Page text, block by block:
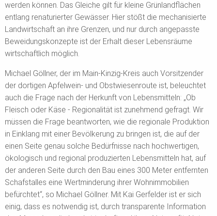
werden können. Das Gleiche gilt für kleine Grünlandflächen
entlang renaturierter Gewässer. Hier stößt die mechanisierte
Landwirtschaft an ihre Grenzen, und nur durch angepasste
Beweidungskonzepte ist der Erhalt dieser Lebensräume
wirtschaftlich möglich.
Michael Göllner, der im Main-Kinzig-Kreis auch Vorsitzender
der dortigen Apfelwein- und Obstwiesenroute ist, beleuchtet
auch die Frage nach der Herkunft von Lebensmitteln: „Ob
Fleisch oder Käse - Regionalität ist zunehmend gefragt. Wir
müssen die Frage beantworten, wie die regionale Produktion
in Einklang mit einer Bevölkerung zu bringen ist, die auf der
einen Seite genau solche Bedürfnisse nach hochwertigen,
ökologisch und regional produzierten Lebensmitteln hat, auf
der anderen Seite durch den Bau eines 300 Meter entfernten
Schafstalles eine Wertminderung ihrer Wohnimmobilien
befürchtet“, so Michael Göllner. Mit Kai Gerfelder ist er sich
einig, dass es notwendig ist, durch transparente Information